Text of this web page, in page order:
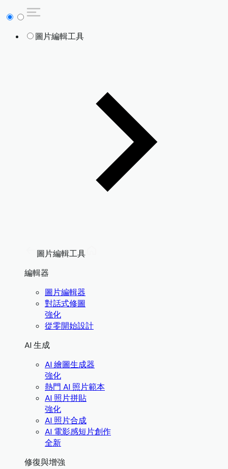
圖片編輯工具
圖片編輯工具
編輯器
圖片編輯器
對話式修圖
強化
從零開始設計
AI 生成
AI 繪圖生成器
強化
熱門 AI 照片範本
AI 照片拼貼
強化
AI 照片合成
AI 電影感短片創作
全新
修復與增強